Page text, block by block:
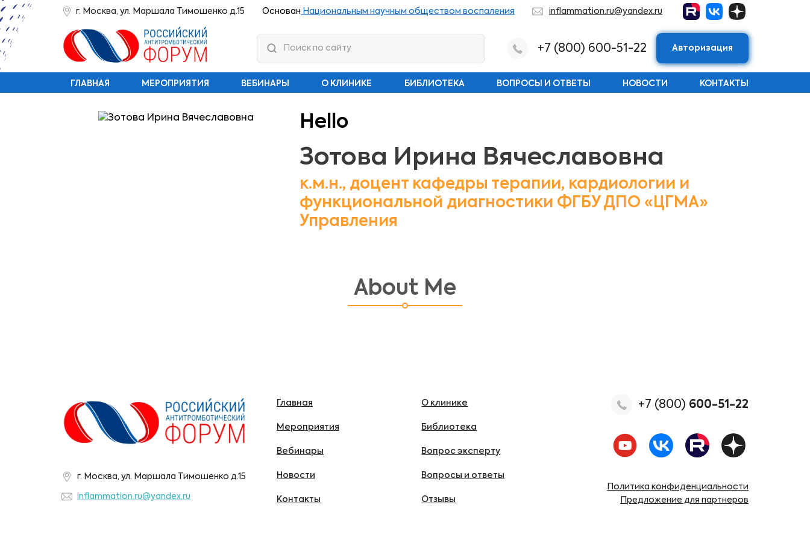
г. Москва, ул. Маршала Тимошенко д.15 Основан Национальным научным обществом воспаления inflammation.ru@yandex.ru
+7 (800) 600-51-22 Авторизация
ГЛАВНАЯ МЕРОПРИЯТИЯ ВЕБИНАРЫ О КЛИНИКЕ БИБЛИОТЕКА ВОПРОСЫ И ОТВЕТЫ НОВОСТИ КОНТАКТЫ
Hello
Зотова Ирина Вячеславовна
к.м.н., доцент кафедры терапии, кардиологии и
функциональной диагностики ФГБУ ДПО «ЦГМА»
Управления
About Me
г. Москва, ул. Маршала Тимошенко д.15
inflammation.ru@yandex.ru
Главная
Мероприятия
Вебинары
Новости
Контакты
О клинике
Библиотека
Вопрос эксперту
Вопросы и ответы
Отзывы
+7 (800) 600-51-22
Политика конфиденциальности
Предложение для партнеров